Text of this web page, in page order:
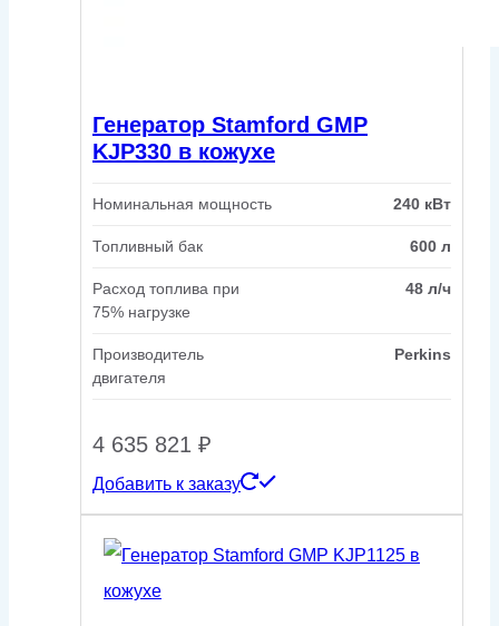
Генератор Stamford GMP
KJP330 в кожухе
Номинальная мощность 240 кВт
Топливный бак 600 л
Расход топлива при
75% нагрузке
48 л/ч
Производитель
двигателя
Perkins
4 635 821 ₽
Добавить к заказу